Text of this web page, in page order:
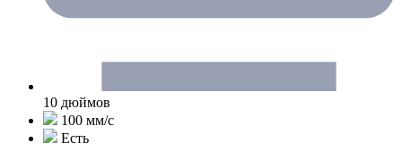
10 дюймов
100 мм/с
Есть